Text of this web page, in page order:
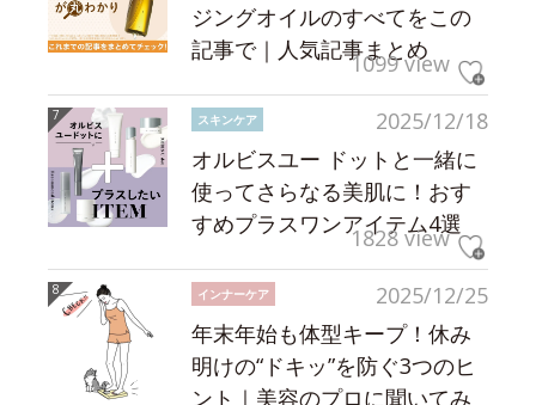
ジングオイルのすべてをこの
記事で｜人気記事まとめ
1099 view
2025/12/18
スキンケア
オルビスユー ドットと一緒に
使ってさらなる美肌に！おす
すめプラスワンアイテム4選
1828 view
2025/12/25
インナーケア
年末年始も体型キープ！休み
明けの“ドキッ”を防ぐ3つのヒ
ント｜美容のプロに聞いてみ